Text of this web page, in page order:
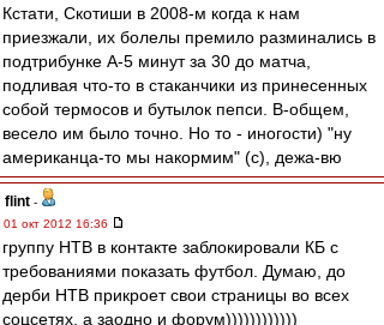
Кстати, Скотиши в 2008-м когда к нам
приезжали, их болелы премило разминались в
подтрибунке А-5 минут за 30 до матча,
подливая что-то в стаканчики из принесенных
собой термосов и бутылок пепси. В-общем,
весело им было точно. Но то - иногости) "ну
американца-то мы накормим" (с), дежа-вю
flint -
01 окт 2012 16:36
группу НТВ в контакте заблокировали КБ с
требованиями показать футбол. Думаю, до
дерби НТВ прикроет свои страницы во всех
соцсетях, а заодно и форум))))))))))))